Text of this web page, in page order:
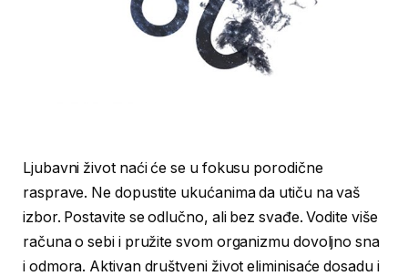
Ljubavni život naći će se u fokusu porodične
rasprave. Ne dopustite ukućanima da utiču na vaš
izbor. Postavite se odlučno, ali bez svađe. Vodite više
računa o sebi i pružite svom organizmu dovoljno sna
i odmora. Aktivan društveni život eliminisaće dosadu i